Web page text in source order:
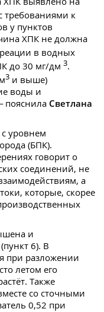
требованиями к
у пунктов
ХПК не должна
в водных
до 30 мг/дм 3.
3 и выше)
воды и
пояснила Светлана
с уровнем
(БПК).
говорит о
соединений, не
а
которые, скорее
и
6). В
при разложении
летом его
Также
со сточными
0,52 при